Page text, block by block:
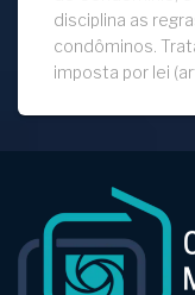
disciplina as
condôminos.
imposta por lei